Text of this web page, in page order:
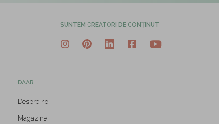
SUNTEM CREATORI DE CONȚINUT
DAAR
Despre noi
Magazine